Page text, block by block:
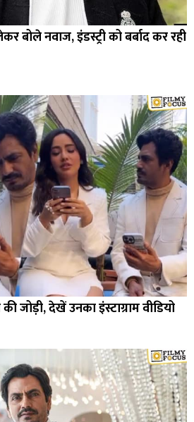
बोले नवाज, इंडस्ट्री को बर्बाद कर रही
जोड़ी, देखें उनका इंस्टाग्राम वीडियो